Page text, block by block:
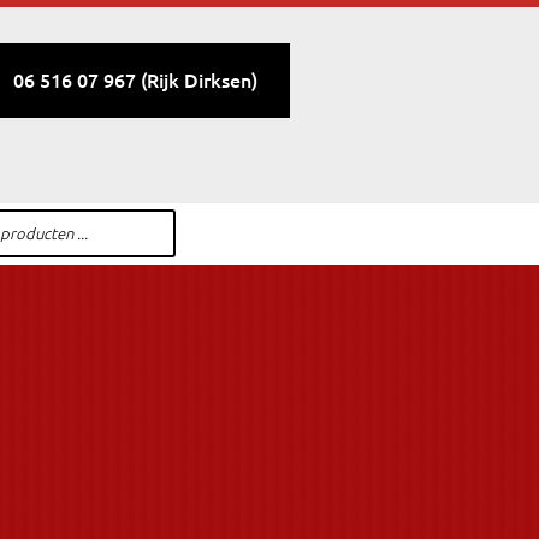
06 516 07 967 (Rijk Dirksen)